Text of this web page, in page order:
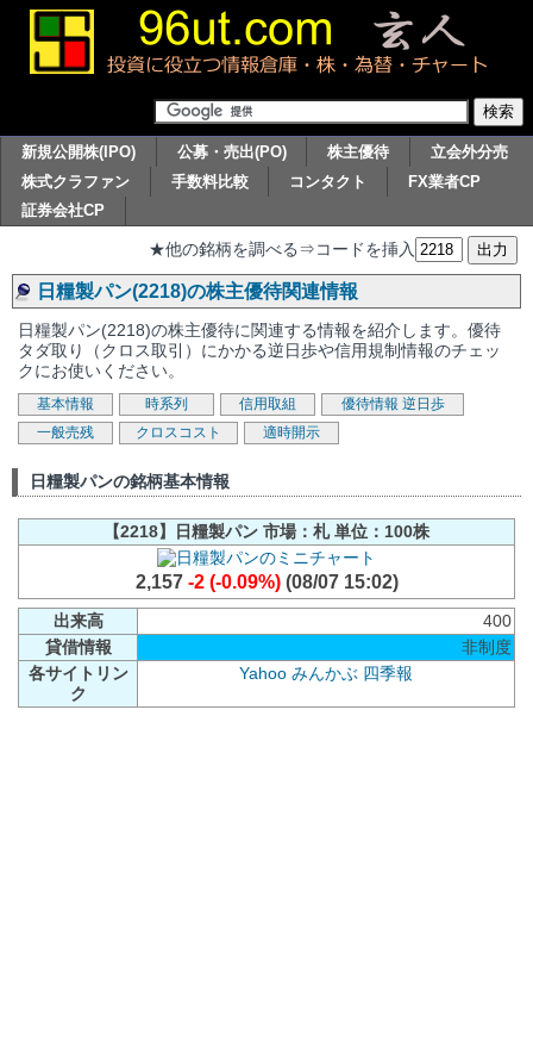
新規公開株(IPO) 公募・売出(PO) 株主優待
立会外分売
株式クラファン
手数料比較 コンタクト
FX業者CP
証券会社CP
★他の銘柄を調べる⇒コードを挿入
日糧製パン(2218)の株主優待関連情報
日糧製パン(2218)の株主優待に関連する情報を紹介します。優待
タダ取り（クロス取引）にかかる逆日歩や信用規制情報のチェッ
クにお使いください。
基本情報 時系列 信用取組 優待情報 逆日歩
一般売残
クロスコスト 適時開示
日糧製パンの銘柄基本情報
【2218】日糧製パン 市場：札 単位：100株
2,157 -2 (-0.09%)(08/07 15:02)
出来高
400
貸借情報
非制度
各サイトリン
ク
Yahoo みんかぶ 四季報